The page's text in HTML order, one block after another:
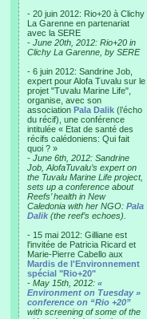
- 20 juin 2012: Rio+20 à Clichy
La Garenne en partenariat
avec la SERE
- June 20th, 2012: Rio+20 in
Clichy La Garenne, by SERE
- 6 juin 2012: Sandrine Job,
expert pour Alofa Tuvalu sur le
projet "Tuvalu Marine Life",
organise, avec son
association Pala Dalik (l’écho
du récif), une conférence
intitulée « Etat de santé des
récifs calédoniens: Qui fait
quoi ? »
- June 6th, 2012: Sandrine
Job, AlofaTuvalu’s expert on
the Tuvalu Marine Life project,
sets up a conference about
Reefs’ health in New
Caledonia with her NGO: Pala
Dalik (the reef’s echoes).
- 15 mai 2012: Gilliane est
l'invitée de Patricia Ricard et
Marie-Pierre Cabello aux
Mardis de l'Environnement
spécial "Rio+20"
- May 15th, 2012: «
Environment on Tuesday »
conference on “Rio +20”
with screening of some of the